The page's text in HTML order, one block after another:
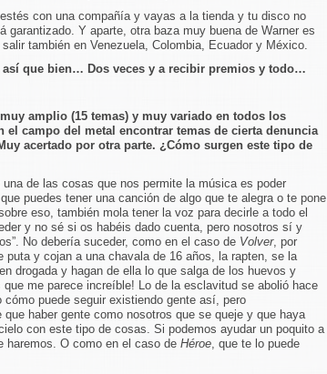
con una compañía y vayas a la tienda y tu disco no
garantizado. Y aparte, otra baza muy buena de Warner es
también en Venezuela, Colombia, Ecuador y México.
así que bien… Dos veces y a recibir premios y todo…
amplio (15 temas) y muy variado en todos los
el campo del metal encontrar temas de cierta denuncia
acertado por otra parte. ¿Cómo surgen este tipo de
una de las cosas que nos permite la música es poder
puedes tener una canción de algo que te alegra o te pone
eso, también mola tener la voz para decirle a todo el
y no sé si os habéis dado cuenta, pero nosotros sí y
No debería suceder, como en el caso de Volver, por
puta y cojan a una chavala de 16 años, la rapten, se la
drogada y hagan de ella lo que salga de los huevos y
me parece increíble! Lo de la esclavitud se abolió hace
puede seguir existiendo gente así, pero
haber gente como nosotros que se queje y que haya
con este tipo de cosas. Si podemos ayudar un poquito a
haremos. O como en el caso de Héroe, que te lo puede